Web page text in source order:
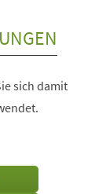
sich damit